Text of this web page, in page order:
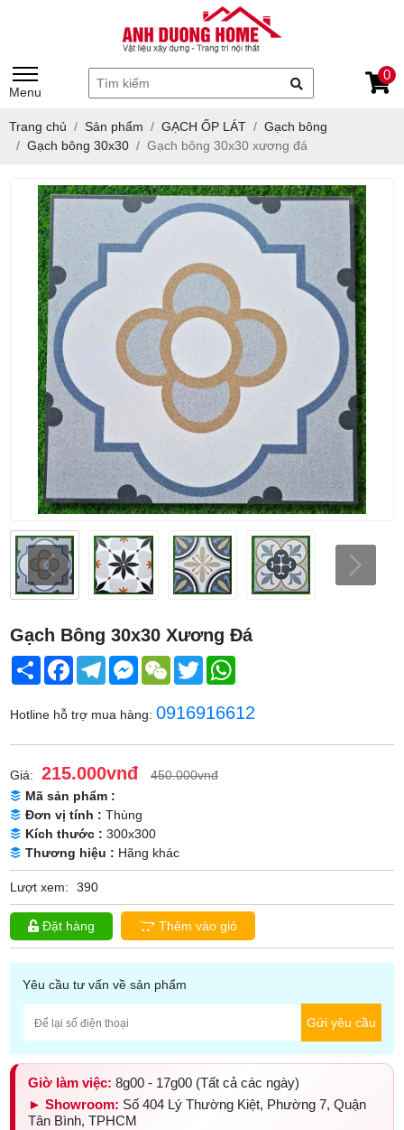
Menu
0
Trang chủ Sản phẩm GẠCH ỐP LÁT
Gạch bông
Gạch bông 30x30
Gạch bông 30x30 xương đá
Gạch Bông 30x30 Xương Đá
Share FacebookTelegramMessenger
WeChatTwitter
Hotline hỗ trợ mua hàng:0916916612
Giá: 215.000vnđ
450.000vnđ
Mã sản phẩm :
Đơn vị tính :Thùng
Kích thước :300x300
Thương hiệu : Hãng khác
Lượt xem: 390
Đặt hàng Thêm vào giỏ
Yêu cầu tư vấn về sản phẩm
Gửi yêu cầu
Giờ làm việc: 8g00 - 17g00 (Tất cả các ngày)
► Showroom: Số 404 Lý Thường Kiệt, Phường 7, Quận
Tân Bình, TPHCM